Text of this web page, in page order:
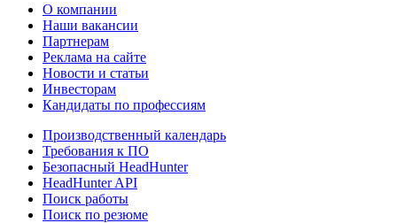
О компании
Наши вакансии
Партнерам
Реклама на сайте
Новости и статьи
Инвесторам
Кандидаты по профессиям
Производственный календарь
Требования к ПО
Безопасный HeadHunter
HeadHunter API
Поиск работы
Поиск по резюме